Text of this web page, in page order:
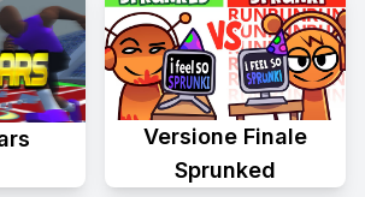
Versione Finale
Sprunked